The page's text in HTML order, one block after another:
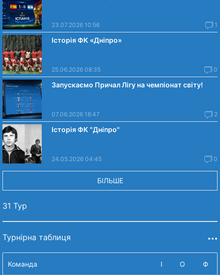
23.07.2026 10:56 1
Історія ФК «Дніпро»
25.06.2026 08:35 0
Запускаємо Причал Лігу на чемпіонат світу!
07.06.2026 18:47 2
Історія ФК "Дніпро"
24.05.2026 04:45 0
БІЛЬШЕ
31 Тур
Турнірна таблиця
Команда І О Ф